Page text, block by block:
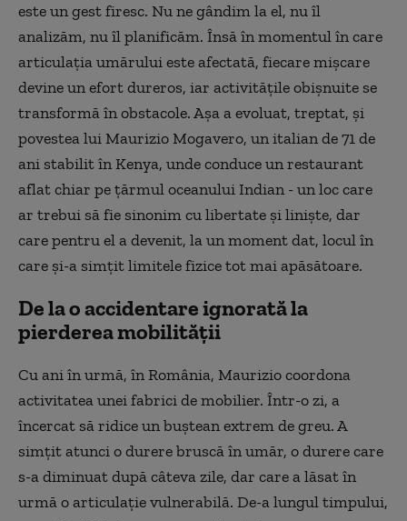
este un gest firesc. Nu ne gândim la el, nu îl
analizăm, nu îl planificăm. Însă în momentul în care
articulația umărului este afectată, fiecare mișcare
devine un efort dureros, iar activitățile obișnuite se
transformă în obstacole. Așa a evoluat, treptat, și
povestea lui Maurizio Mogavero, un italian de 71 de
ani stabilit în Kenya, unde conduce un restaurant
aflat chiar pe țărmul oceanului Indian - un loc care
ar trebui să fie sinonim cu libertate și liniște, dar
care pentru el a devenit, la un moment dat, locul în
care și-a simțit limitele fizice tot mai apăsătoare.
De la o accidentare ignorată la
pierderea mobilității
Cu ani în urmă, în România, Maurizio coordona
activitatea unei fabrici de mobilier. Într-o zi, a
încercat să ridice un buștean extrem de greu. A
simțit atunci o durere bruscă în umăr, o durere care
s-a diminuat după câteva zile, dar care a lăsat în
urmă o articulație vulnerabilă. De-a lungul timpului,